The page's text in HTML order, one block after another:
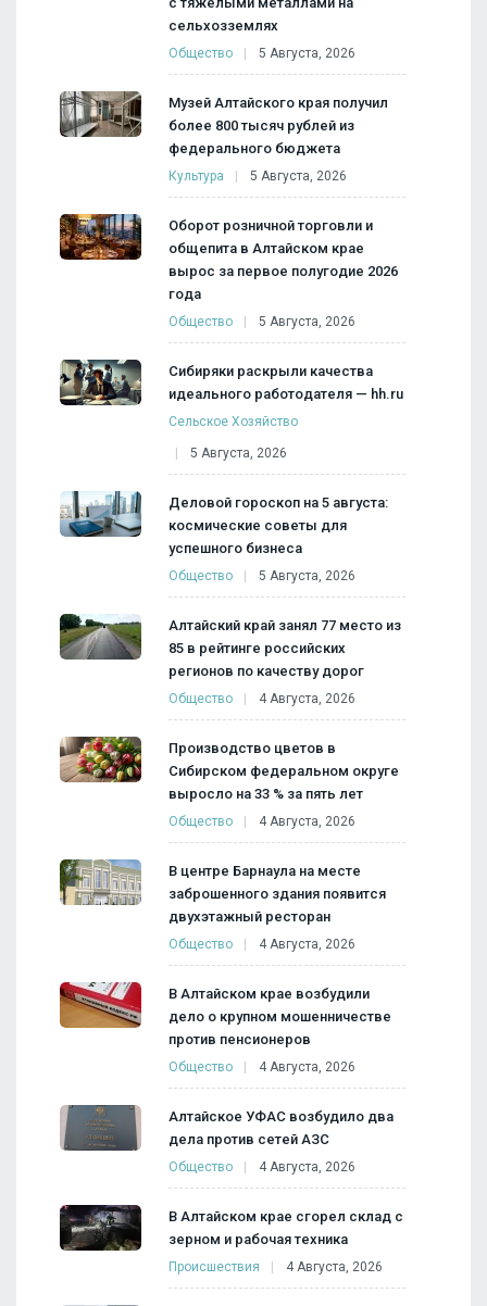
сельхозземлях
Общество 5 Августа, 2026
Музей Алтайского края получил
более 800 тысяч рублей из
федерального бюджета
Культура 5 Августа, 2026
Оборот розничной торговли и
общепита в Алтайском крае
вырос за первое полугодие 2026
года
Общество 5 Августа, 2026
Сибиряки раскрыли качества
идеального работодателя — hh.ru
Сельское Хозяйство
5 Августа, 2026
Деловой гороскоп на 5 августа:
космические советы для
успешного бизнеса
Общество 5 Августа, 2026
Алтайский край занял 77 место из
85 в рейтинге российских
регионов по качеству дорог
Общество 4 Августа, 2026
Производство цветов в
Сибирском федеральном округе
выросло на 33 % за пять лет
Общество 4 Августа, 2026
В центре Барнаула на месте
заброшенного здания появится
двухэтажный ресторан
Общество 4 Августа, 2026
В Алтайском крае возбудили
дело о крупном мошенничестве
против пенсионеров
Общество 4 Августа, 2026
Алтайское УФАС возбудило два
дела против сетей АЗС
Общество 4 Августа, 2026
В Алтайском крае сгорел склад с
зерном и рабочая техника
Происшествия 4 Августа, 2026